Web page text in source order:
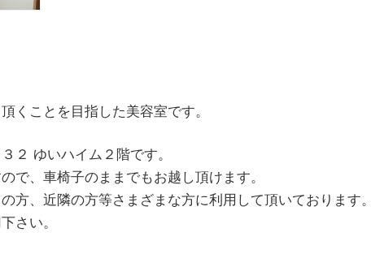
くことを目指した美容室です。
２ ゆいハイム２階です。
で、車椅子のままでもお越し頂けます。
方、近隣の方等さまざまな方に利用して頂いております。
さい。